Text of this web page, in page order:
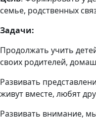
семье, родственных
Задачи:
Продолжать учить
своих родителей,
Развивать
живут вместе, любят
Развивать внимание,